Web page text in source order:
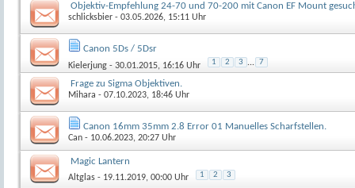
Objektiv-Empfehlung 24-70 und 70-200 mit Canon EF Mount
schlicksbier - 03.05.2026, 15:11 Uhr
Canon 5Ds / 5Dsr
Kielerjung - 30.01.2015, 16:16 Uhr 1 2 3 ... 7
Frage zu Sigma Objektiven.
Mihara - 07.10.2023, 18:46 Uhr
Canon 16mm 35mm 2.8 Error 01 Manuelles Scharfstellen.
Can - 10.06.2023, 20:27 Uhr
Magic Lantern
Altglas - 19.11.2019, 00:00 Uhr 1 2 3